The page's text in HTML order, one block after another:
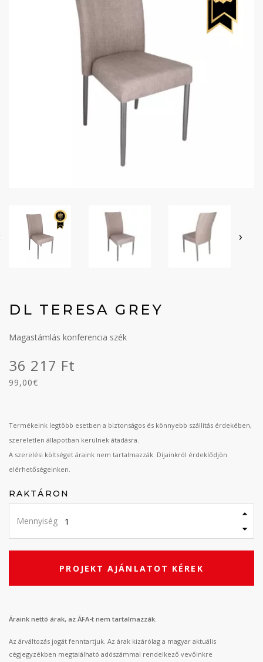
›
DL TERESA GREY
Magastámlás konferencia szék
36 217 Ft
99,00€
Termékeink legtöbb esetben a biztonságos és könnyebb szállítás érdekében,
szereletlen állapotban kerülnek átadásra.
A szerelési költséget áraink nem tartalmazzák. Díjainkról érdeklődjön
elérhetőségeinken.
RAKTÁRON
Mennyiség
PROJEKT AJÁNLATOT KÉREK
Áraink nettó árak, az ÁFA-t nem tartalmazzák.
Az árváltozás jogát fenntartjuk. Az árak kizárólag a magyar aktuális
cégjegyzékben megtalálható adószámmal rendelkező vevőinkre